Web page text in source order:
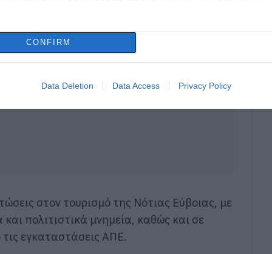
CONFIRM
Data Deletion Data Access Privacy Policy
στον τουρισμό της Νότιας Εύβοιας, με
πολιτιστικά μνημεία, καθώς και σε
εγκαταστάσεις ΑΠΕ.